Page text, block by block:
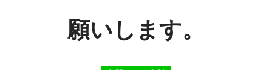
願いします。